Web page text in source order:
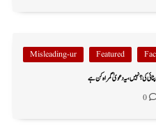
Featured
Misleading-ur
کی؟ نہیں، یہ دعویٰ گمراہ کن ہے
0